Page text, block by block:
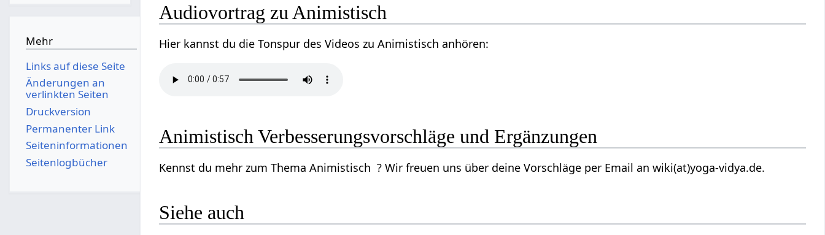
Audiovortrag zu Animistisch
Hier kannst du die Tonspur des Videos zu Animistisch anhören:
Animistisch Verbesserungsvorschläge und Ergänzungen
Kennst du mehr zum Thema Animistisch ? Wir freuen uns über deine Vorschläge per Email an wiki(at)yoga-vidya.de.
Siehe auch
Mehr
Links auf diese Seite
Änderungen an
verlinkten Seiten
Druckversion
Permanenter Link
Seiten­­informationen
Seitenlogbücher